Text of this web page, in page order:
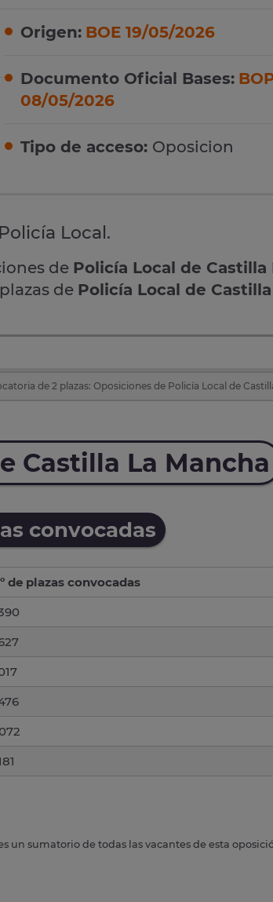
Origen: BOE 19/05/2026
Documento Oficial Bases:
08/05/2026
Tipo de acceso: Oposicion
Local.
de Policía Local de Castilla
de Policía Local de
de 2 plazas: Oposiciones de Policía Local de
Castilla La Mancha
convocadas
de plazas convocadas
un sumatorio de todas las vacantes de esta